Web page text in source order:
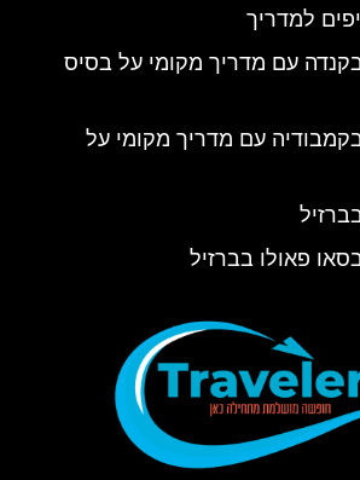
למדריך
בקנדה עם מדריך מקומי על בסיס
בקמבודיה עם מדריך מקומי על
פאולו בברזיל